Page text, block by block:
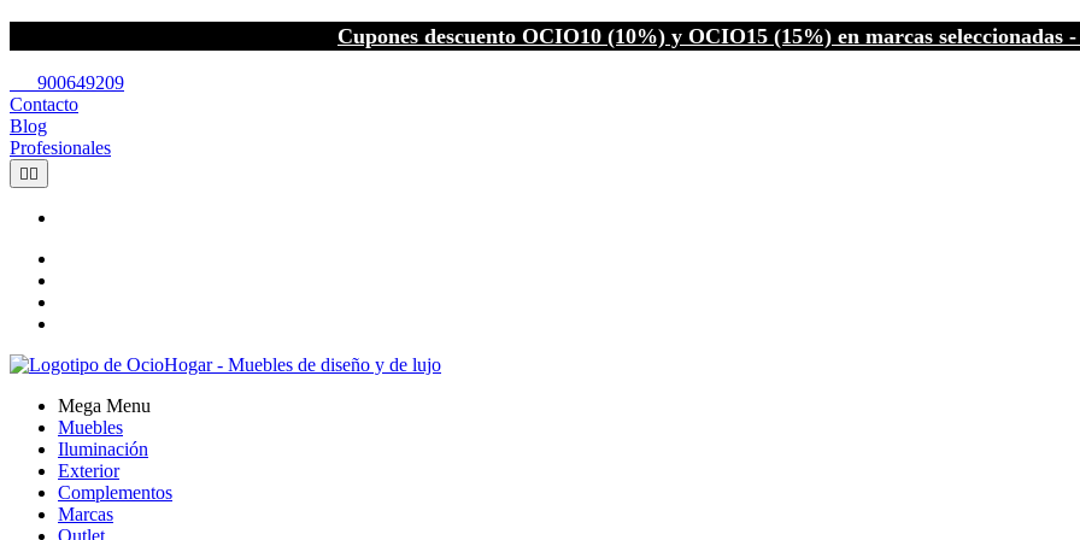
Cupones descuento OCIO10 (10%) y OCIO15 (15%) en marcas seleccionadas
900649209
Contacto
Blog
Profesionales
 
Mega Menu
Muebles
Iluminación
Exterior
Complementos
Marcas
Outlet